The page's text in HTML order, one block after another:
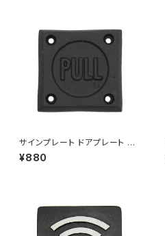
サインプレート ドアプレート 案
内 扉 押す PULL アルミニウム
ブラック
¥880